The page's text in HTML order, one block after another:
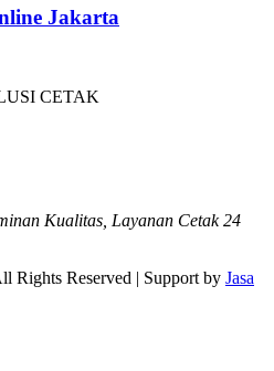
Jakarta
Kualitas, Layanan Cetak 24
Rights Reserved | Support by Jasa